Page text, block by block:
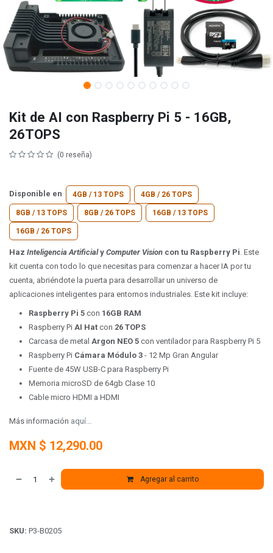
Kit de AI con Raspberry Pi 5 - 16GB,
26TOPS
(0 reseña)
Disponible en 4GB / 13 TOPS 4GB / 26 TOPS
8GB / 13 TOPS 8GB / 26 TOPS 16GB / 13 TOPS
16GB / 26 TOPS
Haz Inteligencia Artificialy Computer Vision con tu Raspberry Pi. Este
kit cuenta con todo lo que necesitas para comenzar a hacer IA por tu
cuenta, abriéndote la puerta para desarrollar un universo de
aplicaciones inteligentes para entornos industriales. Este kit incluye:
Raspberry Pi 5 con 16GB RAM
Raspberry Pi AI Hat con 26 TOPS
Carcasa de metal Argon NEO 5 con ventilador para Raspberry Pi 5
Raspberry Pi Cámara Módulo 3 - 12 Mp Gran Angular
Fuente de 45W USB-C para Raspberry Pi
Memoria microSD de 64gb Clase 10
Cable micro HDMI a HDMI
Más información aquí...
MXN $ 12,290.00
Agregar al carrito
SKU: P3-B0205